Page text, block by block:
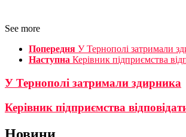
See more
Попередня У Тернополі затримали
Наступна Керівник підприємства
У Тернополі затримали здирника
Керівник підприємства
Новини